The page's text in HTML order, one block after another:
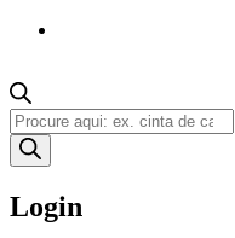
Products
search
Login